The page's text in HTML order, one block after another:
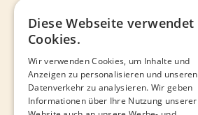
Diese Webseite verwendet
Cookies.
Wir verwenden Cookies, um Inhalte und
Anzeigen zu personalisieren und unseren
Datenverkehr zu analysieren. Wir geben
Informationen über Ihre Nutzung unserer